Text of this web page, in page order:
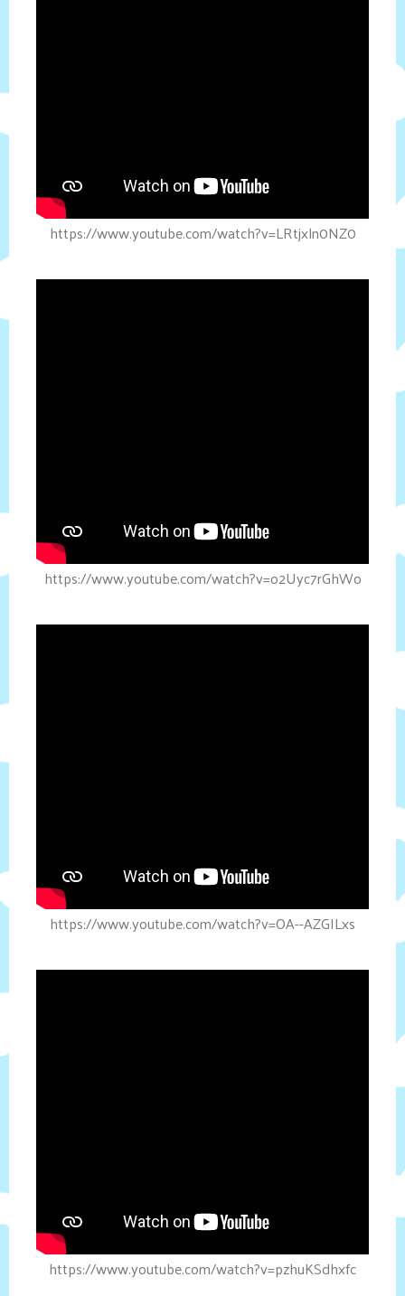
https://www.youtube.com/watch?v=LRtjxln0NZ0
https://www.youtube.com/watch?v=o2Uyc7rGhWo
https://www.youtube.com/watch?v=OA--AZGILxs
https://www.youtube.com/watch?v=pzhuKSdhxfc